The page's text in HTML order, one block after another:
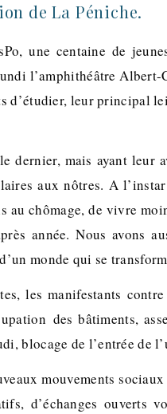
de La Péniche.
une centaine de
l’amphithéâtre Albert-
d’étudier, leur principal
dernier, mais ayant leur
aux nôtres. A
au chômage, de vivre
année. Nous avons
monde qui se
les manifestants
des bâtiments,
blocage de l’entrée de
mouvements
d’échanges ouverts